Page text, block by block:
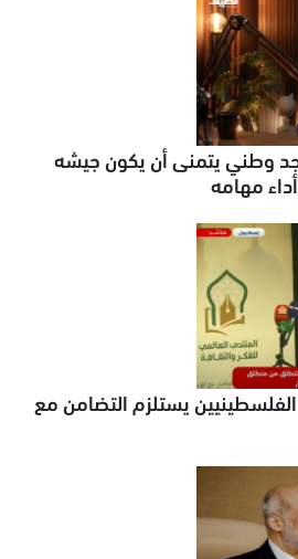
وطني يتمنى أن يكون جيشه
مهامه
يستلزم التضامن مع